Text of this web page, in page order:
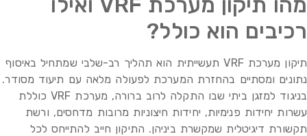
רכיבים הוא כולל?
תיקון מערכת VRF תעשייתית הוא תהליך רב-שלבי שמתחיל באיסוף
נתונים ומסתיים בהחזרת המערכת לפעולה מלאה עם תיעוד מסודר.
בניגוד למזגן ביתי שבו התקלה לרוב ברורה, מערכת VRF כוללת
עשרות יחידות פנימיות, יחידות חיצוניות מרובות מדחסים, ורשת
תקשורת דיגיטלית שמקשרת ביניהן. התיקון חייב להתייחס לכל